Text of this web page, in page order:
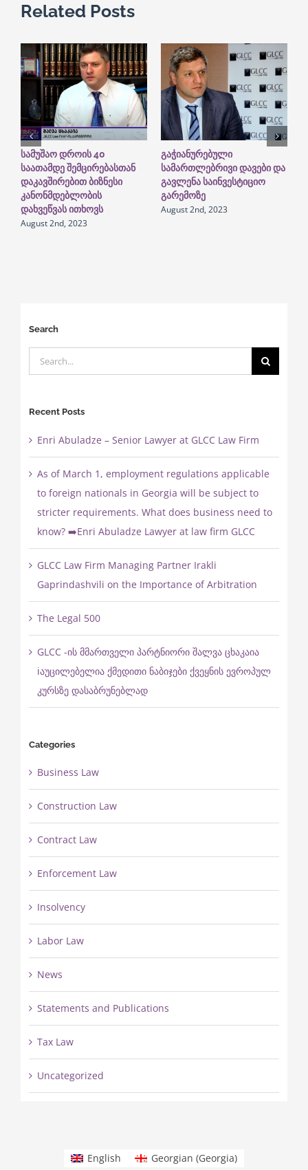
Related Posts
სამუშაო დროის 40
საათამდე შემცირებასთან
დაკავშირებით ბიზნესი
კანონმდებლობის
დახვეწვას ითხოვს
August 2nd, 2023
გაჭიანურებული
სამართლებრივი დავები და
გავლენა საინვესტიციო
გარემოზე
August 2nd, 2023
Search
Search
for:
Recent Posts
Enri Abuladze – Senior Lawyer at GLCC Law Firm
As of March 1, employment regulations applicable
to foreign nationals in Georgia will be subject to
stricter requirements. What does business need to
know? ➡️Enri Abuladze Lawyer at law firm GLCC
GLCC Law Firm Managing Partner Irakli
Gaprindashvili on the Importance of Arbitration
The Legal 500
GLCC -ის მმართველი პარტნიორი შალვა ცხაკაია
ℹ️აუცილებელია ქმედითი ნაბიჯები ქვეყნის ევროპულ
კურსზე დასაბრუნებლად
Categories
Business Law
Construction Law
Contract Law
Enforcement Law
Insolvency
Labor Law
News
Statements and Publications
Tax Law
Uncategorized
English Georgian (Georgia)